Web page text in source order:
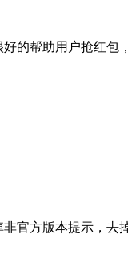
的帮助用户抢红
官方版本提示，